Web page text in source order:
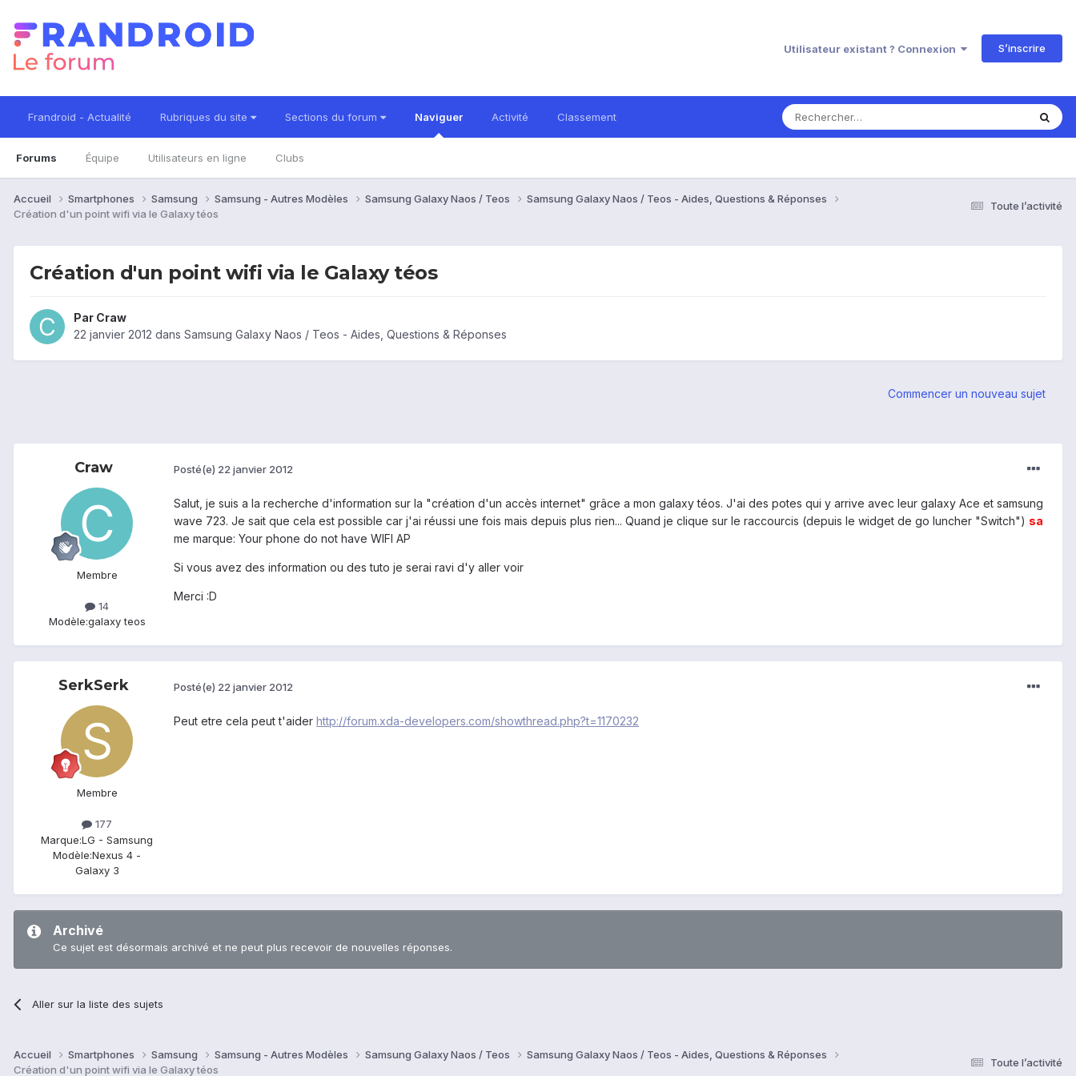
Utilisateur existant ? Connexion S’inscrire
Frandroid - Actualité Rubriques du site Sections du forum Naviguer
Forums Équipe Utilisateurs en ligne Clubs
Activité Classement
Toute l’activité
Accueil Smartphones Samsung Samsung - Autres Modèles Samsung Galaxy Naos / Teos
Samsung Galaxy Naos / Teos - Aides, Questions & Réponses
Création d'un point wifi via le Galaxy téos
Création d'un point wifi via le Galaxy téos
Par Craw
22 janvier 2012 dans Samsung Galaxy Naos / Teos - Aides, Questions & Réponses
Commencer un nouveau sujet
Craw
Membre
14
Modèle:galaxy teos
Posté(e) 22 janvier 2012
Salut, je suis a la recherche d'information sur la "création d'un accès internet" grâce a mon galaxy téos. J'ai des potes qui y arrive avec leur galaxy Ace et samsung
wave 723. Je sait que cela est possible car j'ai réussi une fois mais depuis plus rien... Quand je clique sur le raccourcis (depuis le widget de go luncher "Switch") sa
me marque: Your phone do not have WIFI AP
Si vous avez des information ou des tuto je serai ravi d'y aller voir
Merci :D
SerkSerk
Membre
177
Marque:LG - Samsung
Modèle:Nexus 4 -
Galaxy 3
Posté(e) 22 janvier 2012
Peut etre cela peut t'aider http://forum.xda-developers.com/showthread.php?t=1170232
Archivé
Ce sujet est désormais archivé et ne peut plus recevoir de nouvelles réponses.
Aller sur la liste des sujets
Toute l’activité
Accueil Smartphones Samsung Samsung - Autres Modèles Samsung Galaxy Naos / Teos
Samsung Galaxy Naos / Teos - Aides, Questions & Réponses
Création d'un point wifi via le Galaxy téos